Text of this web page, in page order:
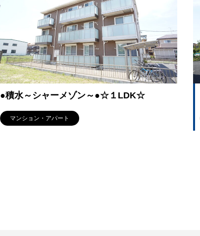
●積水～シャーメゾン～●☆１LDK☆
マンション・アパート